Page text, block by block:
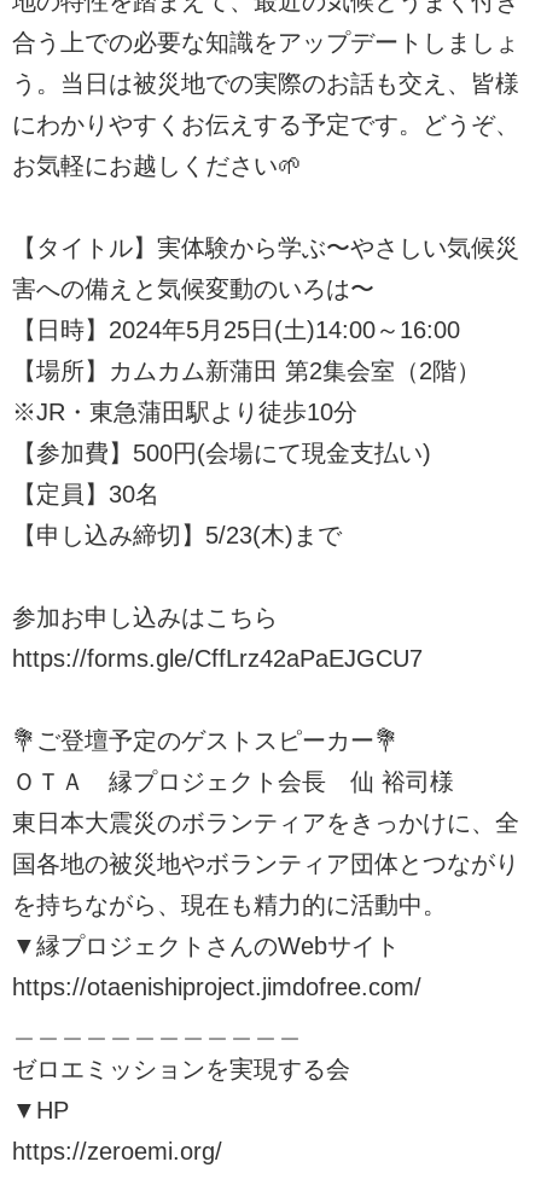
合う上での必要な知識をアップデートしましょ
う。当日は被災地での実際のお話も交え、皆様
にわかりやすくお伝えする予定です。どうぞ、
お気軽にお越しください🌱
【タイトル】実体験から学ぶ〜やさしい気候災
害への備えと気候変動のいろは〜
【日時】2024年5月25日(土)14:00～16:00
【場所】カムカム新蒲田 第2集会室（2階）
※JR・東急蒲田駅より徒歩10分
【参加費】500円(会場にて現金支払い)
【定員】30名
【申し込み締切】5/23(木)まで
参加お申し込みはこちら
https://forms.gle/CffLrz42aPaEJGCU7
💐ご登壇予定のゲストスピーカー💐
ＯＴＡ 縁プロジェクト会長 仙 裕司様
東日本大震災のボランティアをきっかけに、全
国各地の被災地やボランティア団体とつながり
を持ちながら、現在も精力的に活動中。
▼縁プロジェクトさんのWebサイト
https://otaenishiproject.jimdofree.com/
ゼロエミッションを実現する会
▼HP
https://zeroemi.org/